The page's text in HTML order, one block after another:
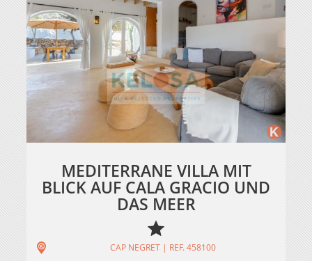
MEDITERRANE VILLA MIT
BLICK AUF CALA GRACIO UND
DAS MEER
CAP NEGRET | REF. 458100